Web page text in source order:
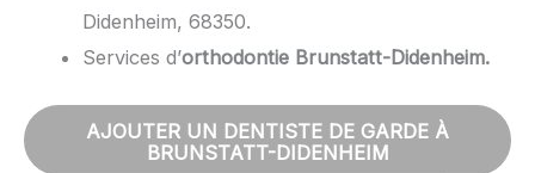
Didenheim, 68350.
Services d’orthodontie Brunstatt-Didenheim.
AJOUTER UN DENTISTE DE GARDE À
BRUNSTATT-DIDENHEIM